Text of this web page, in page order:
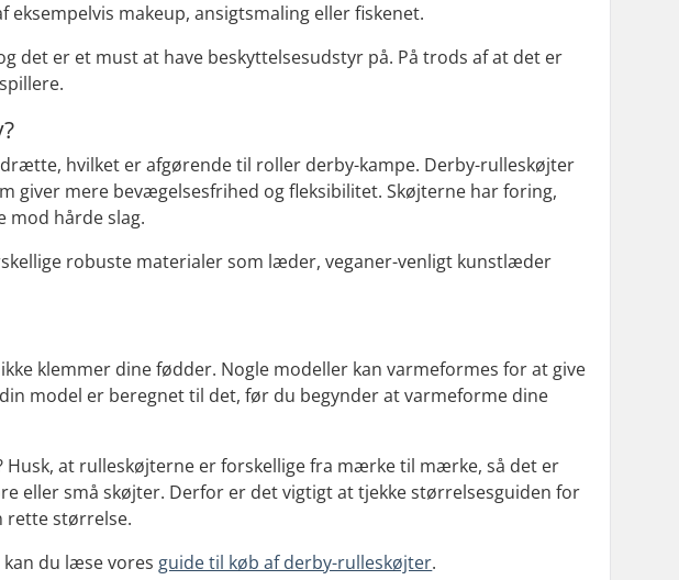
makeup, ansigtsmaling eller fiskenet.
det er et mustat have beskyttelsesudstyr på. På trods af at det er
hvilket er afgørende til roller derby-kampe. Derby-rulleskøjter
giver mere bevægelsesfrihed og fleksibilitet. Skøjterne har foring,
mod hårde slag.
robuste materialer som læder, veganer-venligt kunstlæder
klemmer dine fødder. Nogle modeller kan varmeformes for at give
model er beregnet til det, før du begynder at varmeforme dine
at rulleskøjterne er forskellige fra mærke til mærke, så det er
eller små skøjter. Derfor er det vigtigt at tjekke størrelsesguiden for
rette størrelse.
du læse vores guide til køb af derby-rulleskøjter.